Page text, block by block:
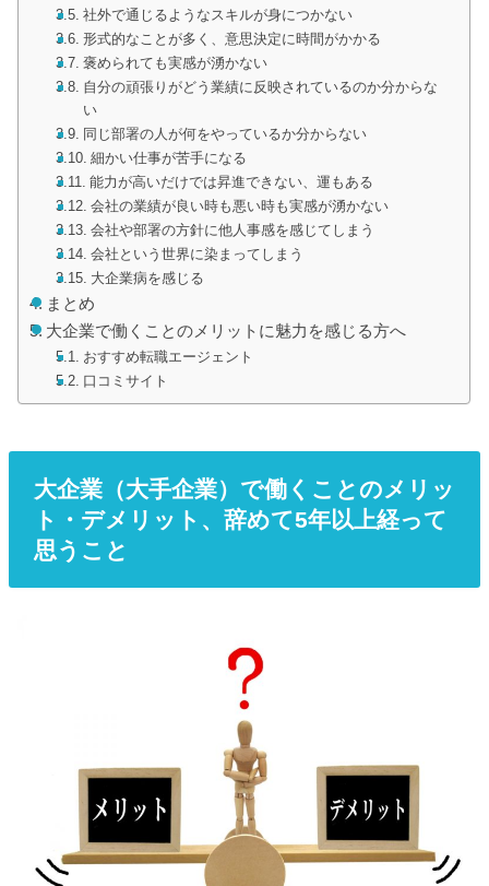
社外で通じるようなスキルが身につかない
形式的なことが多く、意思決定に時間がかかる
褒められても実感が湧かない
自分の頑張りがどう業績に反映されているのか分からな
い
同じ部署の人が何をやっているか分からない
細かい仕事が苦手になる
能力が高いだけでは昇進できない、運もある
会社の業績が良い時も悪い時も実感が湧かない
会社や部署の方針に他人事感を感じてしまう
会社という世界に染まってしまう
大企業病を感じる
まとめ
大企業で働くことのメリットに魅力を感じる方へ
おすすめ転職エージェント
口コミサイト
大企業（大手企業）で働くことのメリッ
ト・デメリット、辞めて5年以上経って
思うこと